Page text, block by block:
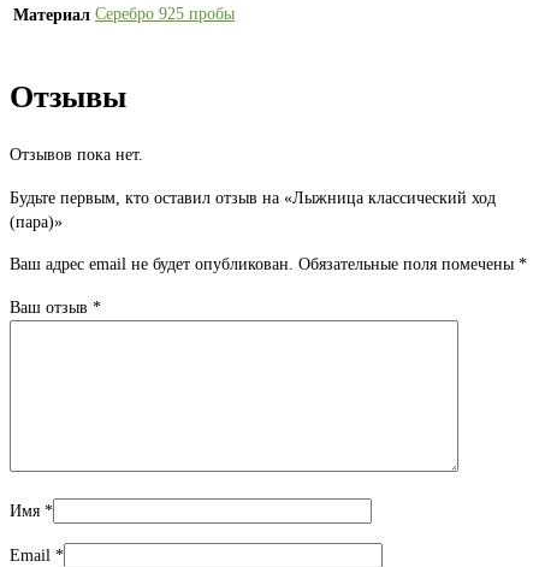
Материал Серебро 925 пробы
Отзывы
Отзывов пока нет.
Будьте первым, кто оставил отзыв на «Лыжница классический ход
(пара)»
Ваш адрес email не будет опубликован. Обязательные поля помечены *
Ваш отзыв *
Имя *
Email *